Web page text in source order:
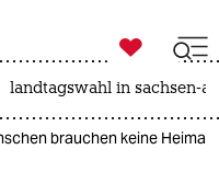

taz zahl ich
landtagswahl in sachsen-
brauchen keine Heimat“